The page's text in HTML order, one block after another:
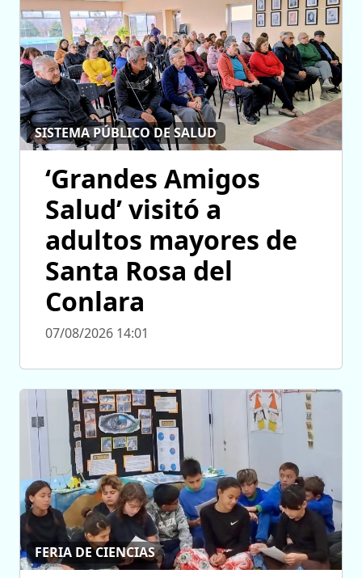
SISTEMA PÚBLICO DE SALUD
‘Grandes Amigos
Salud’ visitó a
adultos mayores de
Santa Rosa del
Conlara
07/08/2026 14:01
FERIA DE CIENCIAS